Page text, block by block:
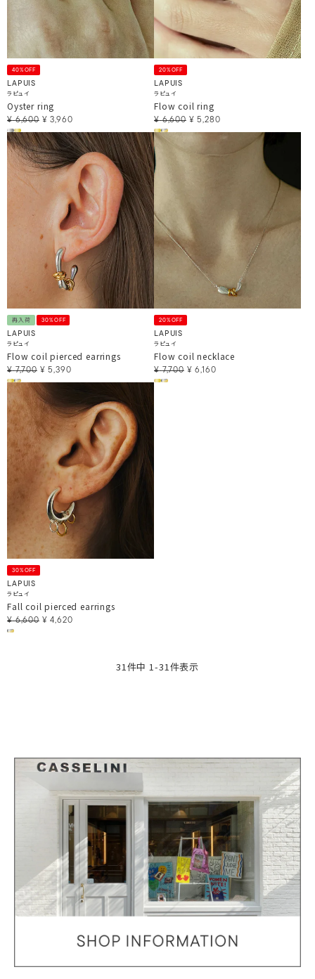
40%OFF
LAPUIS
ラピュイ
Oyster ring
¥ 6,600 ¥ 3,960
20%OFF
LAPUIS
ラピュイ
Flow coil ring
¥ 6,600 ¥ 5,280
再入荷 30%OFF
LAPUIS
ラピュイ
Flow coil pierced earrings
¥ 7,700 ¥ 5,390
20%OFF
LAPUIS
ラピュイ
Flow coil necklace
¥ 7,700 ¥ 6,160
30%OFF
LAPUIS
ラピュイ
Fall coil pierced earrings
¥ 6,600 ¥ 4,620
31 件中 1 -31 件表示